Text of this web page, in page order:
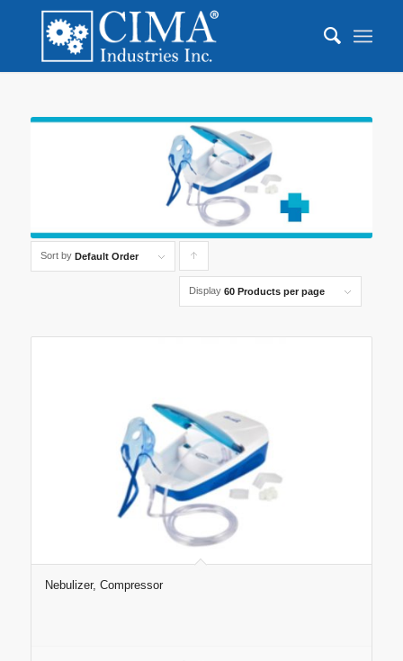
Sort by Default Order
products
Display 60 Products per page
Nebulizer, Compressor